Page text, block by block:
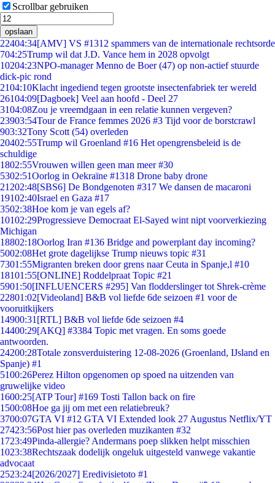
Scrollbar gebruiken
opslaan
22404:34[AMV] VS #1312 spammers van de internationale rechtsorde
704:25Trump wil dat J.D. Vance hem in 2028 opvolgt
10204:23NPO-manager Menno de Boer (47) op non-actief stuurde
dick-pic rond
2104:10Klacht ingediend tegen grootste insectenfabriek ter wereld
26104:09[Dagboek] Veel aan hoofd - Deel 27
3104:08Zou je vreemdgaan in een relatie kunnen vergeven?
23903:54Tour de France femmes 2026 #3 Tijd voor de borstcrawl
903:32Tony Scott (54) overleden
20402:55Trump wil Groenland #16 Het opengrensbeleid is de
schuldige
1802:55Vrouwen willen geen man meer #30
5302:51Oorlog in Oekraïne #1318 Drone baby drone
21202:48[SBS6] De Bondgenoten #317 We dansen de macaroni
19102:40Israel en Gaza #17
3502:38Hoe kom je van egels af?
10102:29Progressieve Democraat El-Sayed wint nipt voorverkiezing
Michigan
18802:18Oorlog Iran #136 Bridge and powerplant day incoming?
5002:08Het grote dagelijkse Trump nieuws topic #31
7301:55Migranten breken door grens naar Ceuta in Spanje,l #10
18101:55[ONLINE] Roddelpraat Topic #21
5901:50[INFLUENCERS #295] Van flodderslinger tot Shrek-crème
22801:02[Videoland] B&B vol liefde 6de seizoen #1 voor de
vooruitkijkers
14900:31 [RTL] B&B vol liefde 6de seizoen #4
14400:29[AKQ] #3384 Topic met vragen. En soms goede
antwoorden.
24200:28Totale zonsverduistering 12-08-2026 (Groenland, IJsland en
Spanje) #1
5100:26Perez Hilton opgenomen op spoed na uitzenden van
gruwelijke video
1600:25[ATP Tour] #169 Tosti Tallon back on fire
1500:08Hoe ga jij om met een relatiebreuk?
3700:07GTA VI #12 GTA VI Extended look 27 Augustus Netflix/YT
27423:56Post hier pas overleden muzikanten #32
1723:49Pinda-allergie? Andermans poep slikken helpt misschien
1023:38Rechtszaak dodelijk ongeluk uitgesteld vanwege vakantie
advocaat
2523:24[2026/2027] Eredivisietoto #1